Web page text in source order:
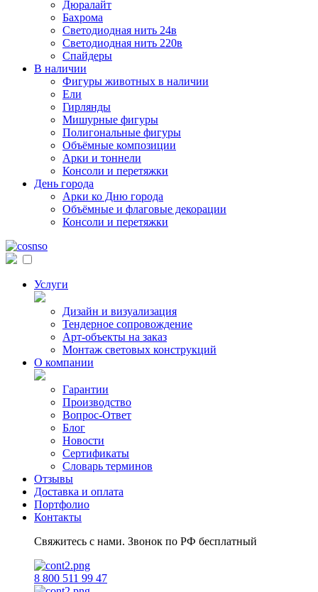
Дюралайт
Бахрома
Светодиодная нить 24в
Светодиодная нить 220в
Спайдеры
В наличии
Фигуры животных в наличии
Ели
Гирлянды
Мишурные фигуры
Полигональные фигуры
Объёмные композиции
Арки и тоннели
Консоли и перетяжки
День города
Арки ко Дню города
Объёмные и флаговые декорации
Консоли и перетяжки
Услуги
Дизайн и визуализация
Тендерное сопровождение
Арт-объекты на заказ
Монтаж световых конструкций
О компании
Гарантии
Производство
Вопрос-Ответ
Блог
Новости
Сертификаты
Словарь терминов
Отзывы
Доставка и оплата
Портфолио
Контакты
Свяжитесь с нами. Звонок по РФ бесплатный
8 800 511 99 47